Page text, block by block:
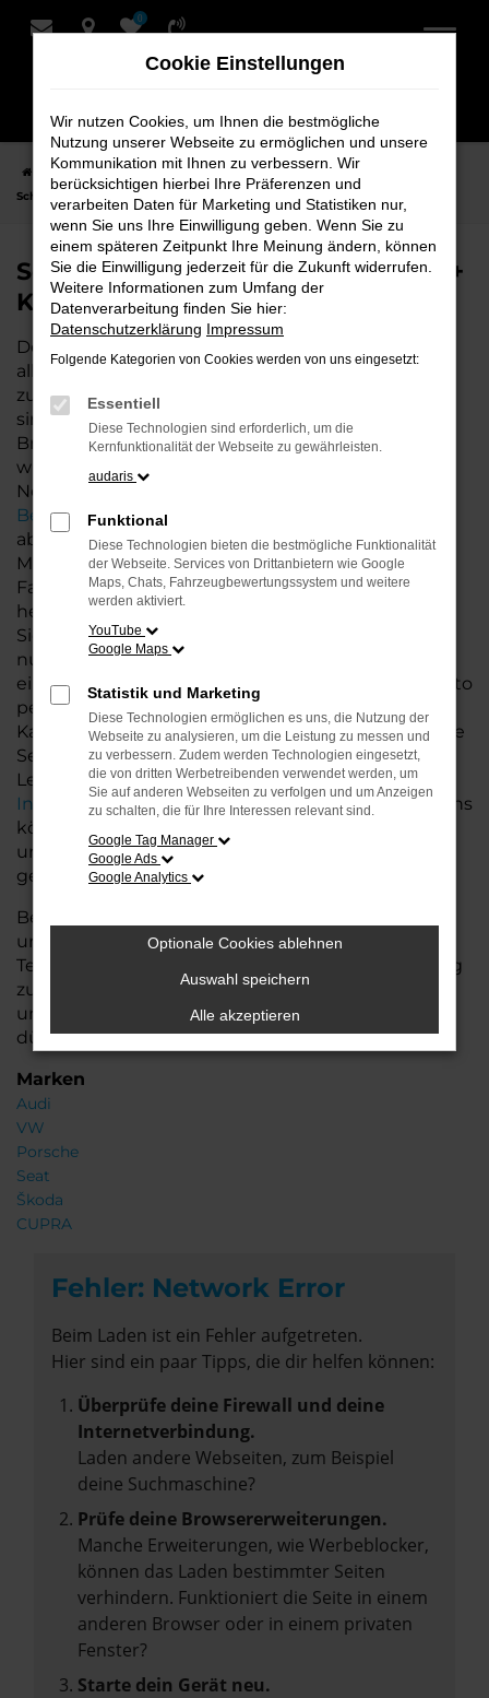
Zum
0
Startseite Hersteller Seat Seat Leon
Seat Leon Neuwagen bei
Schmidt + Koch - Ihr Seat Autohaus
Seat Leon Neuwagen bei Schmidt +
Koch - Ihr Seat Autohaus
Der Neuwagen Seat Leon ist die perfekte Wahl für
alle, die auf der Suche nach einem modernen,
zuverlässigen und gut ausgestatteten Fahrzeug
sind. Als Seat Autohaus an unseren Standorten in
Bremen, Bremerhaven und Niedersachsen bieten
wir Ihnen nicht nur eine große Auswahl an
Neuwagen, sondern auch eine
Beratung, die speziell auf Ihre Bedürfnisse
abgestimmt ist.
Mit dem Seat Leon entscheiden Sie sich für ein
Fahrzeug, das mit modernster Technologie,
herausragendem Fahrkomfort und exzellenter
Sicherheit überzeugt. Der Leon bietet Ihnen nicht
nur ein hochwertiges Fahrerlebnis, sondern auch
eine Vielzahl an Ausstattungsoptionen, die das Auto
perfekt an Ihre Wünsche anpassen.Neben dem
Kauf Ihres Neuwagens bieten wir Ihnen zusätzliche
Services wie flexible Finanzierungs- und
Leasingmöglichkeiten sowie einefaire
InzahlungnahmeIhres aktuellen Fahrzeugs. Bei uns
können Sie den Erwerb Ihres Seat Leon so
unkompliziert und komfortabel wie möglich
gestalten.
Besuchen Sie uns und entdecken Sie die Vielfalt
unserer Neuwagen-Angebote. Unser erfahrenes
Team berät Sie gerne und hilft Ihnen, das Fahrzeug
zu finden, das perfekt zu Ihnen passt. Wir freuen
uns darauf, Sie in unserem Autohaus begrüßen zu
dürfen!
Marken
Audi
VW
Porsche
Seat
Škoda
CUPRA
Fehler: Network Error
Beim Laden ist ein Fehler aufgetreten.
Hier sind ein paar Tipps, die dir helfen können:
Überprüfe deine Firewall und deine
Internetverbindung.
Laden andere Webseiten, zum Beispiel
deine Suchmaschine?
Prüfe deine Browsererweiterungen.
Manche Erweiterungen, wie Werbeblocker,
können das Laden bestimmter Seiten
verhindern. Funktioniert die Seite in einem
anderen Browser oder in einem privaten
Fenster?
Starte dein Gerät neu.
Cookie Einstellungen
Wir nutzen Cookies, um Ihnen die bestmögliche
Nutzung unserer Webseite zu ermöglichen und unsere
Kommunikation mit Ihnen zu verbessern. Wir
berücksichtigen hierbei Ihre Präferenzen und
verarbeiten Daten für Marketing und Statistiken nur,
wenn Sie uns Ihre Einwilligung geben. Wenn Sie zu
einem späteren Zeitpunkt Ihre Meinung ändern, können
Sie die Einwilligung jederzeit für die Zukunft widerrufen.
Weitere Informationen zum Umfang der
Datenverarbeitung finden Sie hier:
Datenschutzerklärung Impressum
Folgende Kategorien von Cookies werden von uns eingesetzt:
Essentiell
Diese Technologien sind erforderlich, um die
Kernfunktionalität der Webseite zu gewährleisten.
audaris
Funktional
Diese Technologien bieten die bestmögliche Funktionalität
der Webseite. Services von Drittanbietern wie Google
Maps, Chats, Fahrzeugbewertungssystem und weitere
werden aktiviert.
YouTube
Google Maps
Statistik und Marketing
Diese Technologien ermöglichen es uns, die Nutzung der
Webseite zu analysieren, um die Leistung zu messen und
zu verbessern. Zudem werden Technologien eingesetzt,
die von dritten Werbetreibenden verwendet werden, um
Sie auf anderen Webseiten zu verfolgen und um Anzeigen
zu schalten, die für Ihre Interessen relevant sind.
Google Tag Manager
Google Ads
Google Analytics
Optionale Cookies ablehnen
Auswahl speichern
Alle akzeptieren